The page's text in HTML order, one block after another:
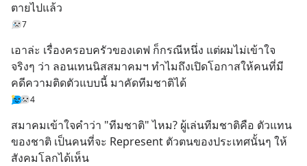
ตายไปแล้ว
7
เอาล่ะ เรื่องครอบครัวของเดฟ ก็กรณีหนึ่ง แต่ผมไม่เข้าใจ
จริงๆ ว่า ลอนเทนนิสสมาคมฯ ทำไมถึงเปิดโอกาสให้คนที่มี
คดีความติดตัวแบบนี้ มาคัดทีมชาติได้
4
สมาคมเข้าใจคำว่า "ทีมชาติ" ไหม? ผู้เล่นทีมชาติคือ ตัวแทน
ของชาติ เป็นคนที่จะ Represent ตัวตนของประเทศนั้นๆ ให้
สังคมโลกได้เห็น